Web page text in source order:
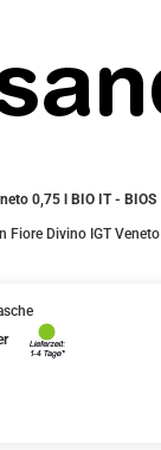
0,75 l BIO IT - BIOS
Fiore Divino IGT